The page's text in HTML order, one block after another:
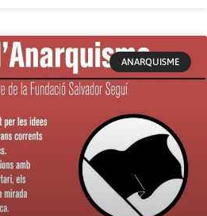
ANARQUISME